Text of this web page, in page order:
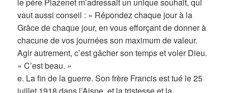
le père Plazenet m’adressait un unique souhait, qui
vaut aussi conseil : « Répondez chaque jour à la
Grâce de chaque jour, en vous efforçant de donner à
chacune de vos journées son maximum de valeur.
Agir autrement, c’est gâcher son temps et voler Dieu.
» C’est beau. »
e. La fin de la guerre. Son frère Francis est tué le 25